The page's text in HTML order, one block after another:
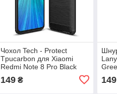
Чохол Tech - Protect
Tpucarbon для Xiaomi
Redmi Note 8 Pro Black
149₴ 149